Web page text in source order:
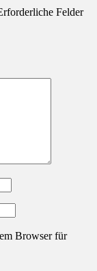
Felder
Browser für